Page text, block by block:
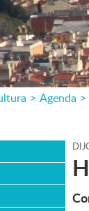
> Agenda >